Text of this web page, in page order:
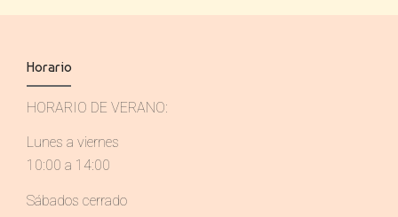
Horario
HORARIO DE VERANO:
Lunes a viernes
10:00 a 14:00
Sábados cerrado